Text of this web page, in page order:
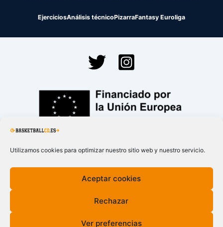
Utilizamos cookies para optimizar nuestro sitio web y nuestro servicio.
Aceptar cookies
Rechazar
Ver preferencias
EjerciciosAnálisis técnicoPizarraFantasy Euroliga
Financiado por la Unión Europea – NextGenerationEU